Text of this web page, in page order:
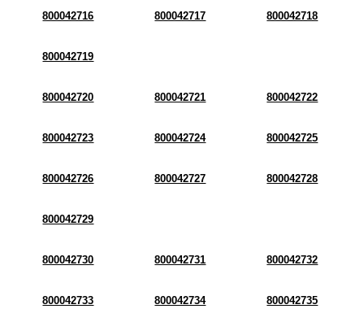
800042716 800042717 800042718
800042719
800042720 800042721 800042722
800042723 800042724 800042725
800042726 800042727 800042728
800042729
800042730 800042731 800042732
800042733 800042734 800042735